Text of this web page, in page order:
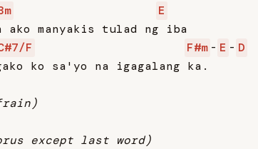
E
ako manyakis tulad ng iba
F
F#m - E - D
ko sa'yo na igagalang ka.
except last word)